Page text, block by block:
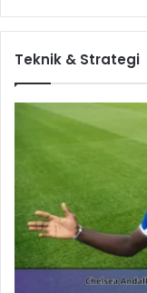
Teknik & Strategi